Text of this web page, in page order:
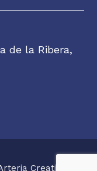
de la Ribera,
Creativa